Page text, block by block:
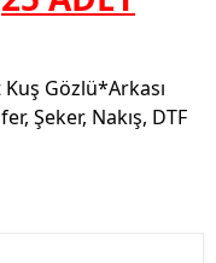
Gözlü*Arkası
Şeker, Nakış, DTF